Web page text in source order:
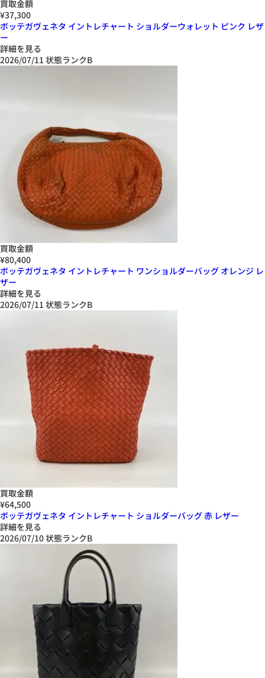
買取金額
¥37,300
ボッテガヴェネタ イントレチャート ショルダーウォレット ピンク レザ
ー
詳細を見る
2026/07/11 状態ランクB
買取金額
¥80,400
ボッテガヴェネタ イントレチャート ワンショルダーバッグ オレンジ レ
ザー
詳細を見る
2026/07/11 状態ランクB
買取金額
¥64,500
ボッテガヴェネタ イントレチャート ショルダーバッグ 赤 レザー
詳細を見る
2026/07/10状態ランクB